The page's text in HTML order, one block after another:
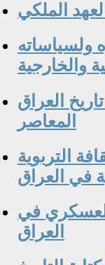
الملكي
ولسياساته
والخارجية
العراق
المعاصر
التربوية
في العراق
العسكري في
العراق